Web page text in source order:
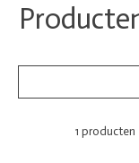
1 producten